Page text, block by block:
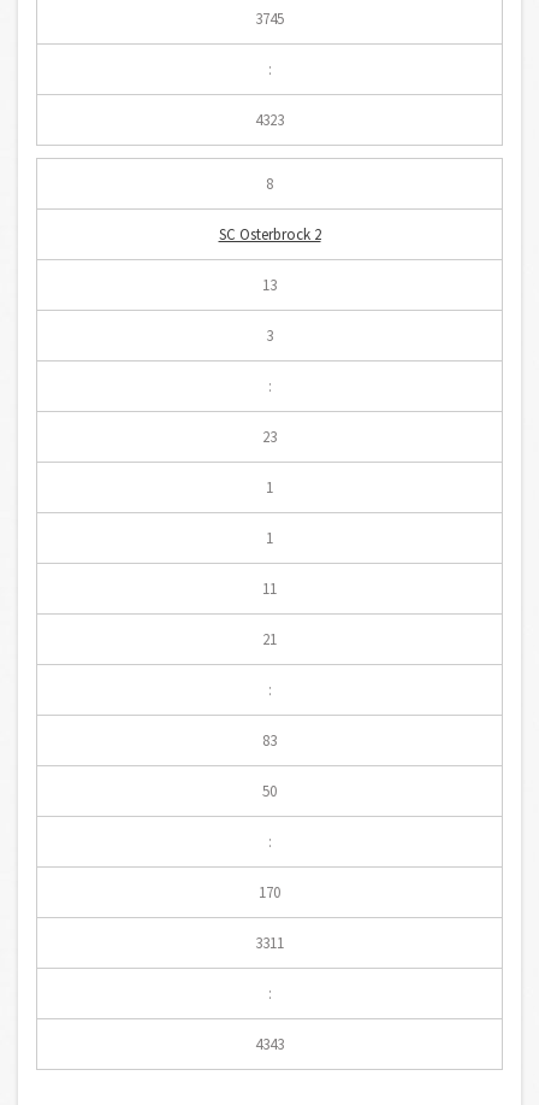
3745
:
4323
8
SC Osterbrock 2
13
3
:
23
1
1
11
21
:
83
50
:
170
3311
:
4343